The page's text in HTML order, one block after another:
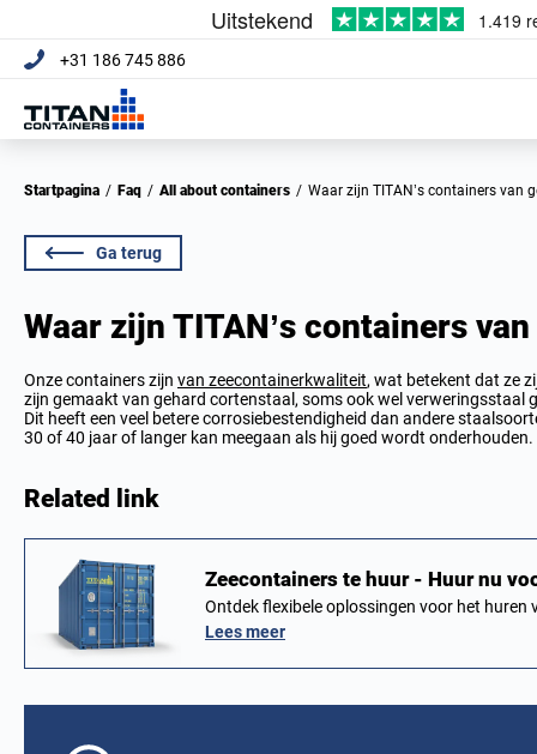
+31 186 745 886
Startpagina / Faq / All about containers / Waar zijn TITAN’s containers van
Ga terug
Waar zijn TITAN’s containers
Onze containers zijn van zeecontainerkwaliteit, wat betekent dat ze
zijn gemaakt van gehard cortenstaal, soms ook wel verweringsstaal
Dit heeft een veel betere corrosiebestendigheid dan andere
30 of 40 jaar of langer kan meegaan als hij goed wordt onderhouden.
Related link
Zeecontainers te huur - Huur nu
Ontdek flexibele oplossingen voor het
Lees meer